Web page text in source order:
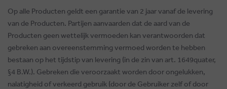
Op alle Producten geldt een garantie van 2 jaar vanaf de levering
van de Producten. Partijen aanvaarden dat de aard van de
Producten geen wettelijk vermoeden kan verantwoorden dat
gebreken aan overeenstemming vermoed worden te hebben
bestaan op het tijdstip van levering (in de zin van art. 1649quater,
§4 B.W.). Gebreken die veroorzaakt worden door ongelukken,
nalatigheid of verkeerd gebruik (door de Gebruiker zelf of door